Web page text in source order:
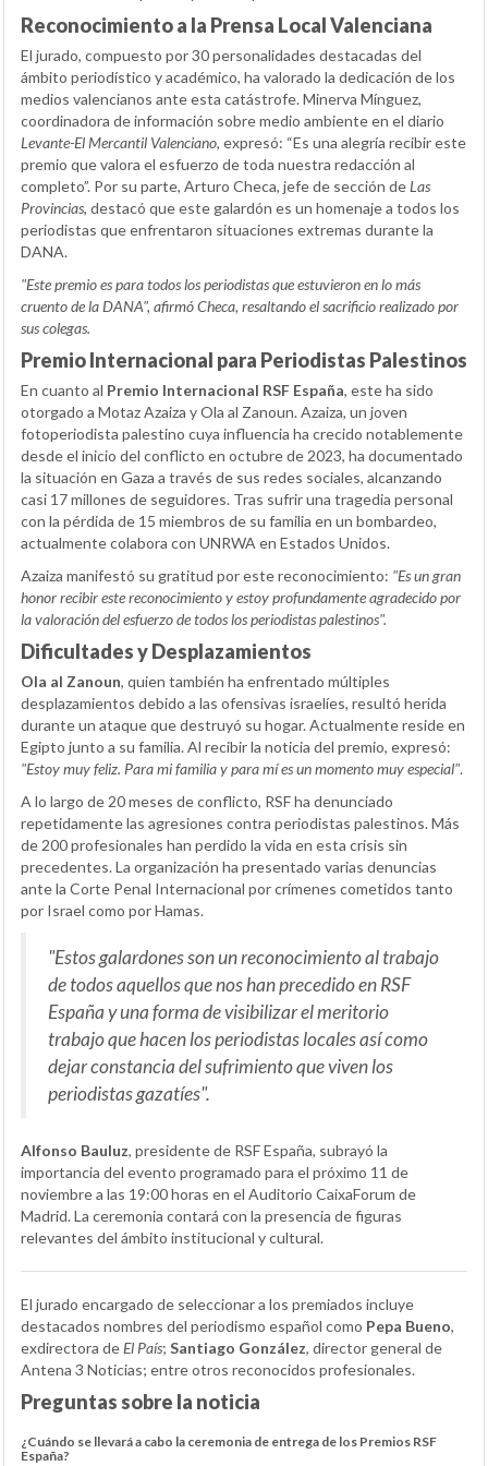
Reconocimiento a la Prensa Local Valenciana
El jurado, compuesto por 30 personalidades destacadas del
ámbito periodístico y académico, ha valorado la dedicación de los
medios valencianos ante esta catástrofe. Minerva Mínguez,
coordinadora de información sobre medio ambiente en el diario
Levante-El Mercantil Valenciano, expresó: “Es una alegría recibir este
premio que valora el esfuerzo de toda nuestra redacción al
completo”. Por su parte, Arturo Checa, jefe de sección deLas
Provincias, destacó que este galardón es un homenaje a todos los
periodistas que enfrentaron situaciones extremas durante la
DANA.
"Este premio es para todos los periodistas que estuvieron en lo más
cruento de la DANA", afirmó Checa, resaltando el sacrificio realizado por
sus colegas.
Premio Internacional para Periodistas Palestinos
En cuanto al Premio Internacional RSF España, este ha sido
otorgado a Motaz Azaiza y Ola al Zanoun. Azaiza, un joven
fotoperiodista palestino cuya influencia ha crecido notablemente
desde el inicio del conflicto en octubre de 2023, ha documentado
la situación en Gaza a través de sus redes sociales, alcanzando
casi 17 millones de seguidores. Tras sufrir una tragedia personal
con la pérdida de 15 miembros de su familia en un bombardeo,
actualmente colabora con UNRWA en Estados Unidos.
Azaiza manifestó su gratitud por este reconocimiento: "Es un gran
honor recibir este reconocimiento y estoy profundamente agradecido por
la valoración del esfuerzo de todos los periodistas palestinos".
Dificultades y Desplazamientos
Ola al Zanoun, quien también ha enfrentado múltiples
desplazamientos debido a las ofensivas israelíes, resultó herida
durante un ataque que destruyó su hogar. Actualmente reside en
Egipto junto a su familia. Al recibir la noticia del premio, expresó:
"Estoy muy feliz. Para mi familia y para mí es un momento muy especial".
A lo largo de 20 meses de conflicto, RSF ha denunciado
repetidamente las agresiones contra periodistas palestinos. Más
de 200 profesionales han perdido la vida en esta crisis sin
precedentes. La organización ha presentado varias denuncias
ante la Corte Penal Internacional por crímenes cometidos tanto
por Israel como por Hamas.
"Estos galardones son un reconocimiento al trabajo
de todos aquellos que nos han precedido en RSF
España y una forma de visibilizar el meritorio
trabajo que hacen los periodistas locales así como
dejar constancia del sufrimiento que viven los
periodistas gazatíes".
Alfonso Bauluz, presidente de RSF España, subrayó la
importancia del evento programado para el próximo 11 de
noviembre a las 19:00 horas en el Auditorio CaixaForum de
Madrid. La ceremonia contará con la presencia de figuras
relevantes del ámbito institucional y cultural.
El jurado encargado de seleccionar a los premiados incluye
destacados nombres del periodismo español como Pepa Bueno,
exdirectora deEl País; Santiago González, director general de
Antena 3 Noticias; entre otros reconocidos profesionales.
Preguntas sobre la noticia
¿Cuándo se llevará a cabo la ceremonia de entrega de los Premios RSF
España?